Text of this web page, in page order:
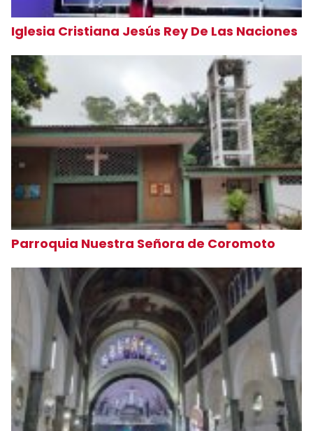
Iglesia Cristiana Jesús Rey De Las Naciones
Parroquia Nuestra Señora de Coromoto